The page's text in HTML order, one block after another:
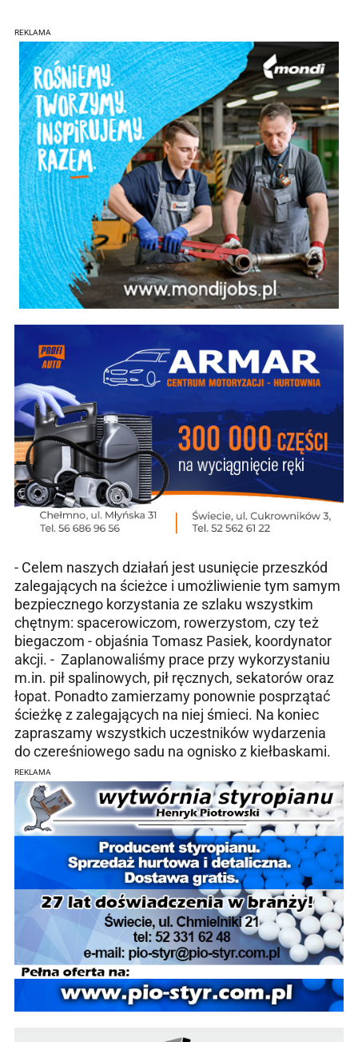
REKLAMA
- Celem naszych działań jest usunięcie przeszkód
zalegających na ścieżce i umożliwienie tym samym
bezpiecznego korzystania ze szlaku wszystkim
chętnym: spacerowiczom, rowerzystom, czy też
biegaczom - objaśnia Tomasz Pasiek, koordynator
akcji. - Zaplanowaliśmy prace przy wykorzystaniu
m.in. pił spalinowych, pił ręcznych, sekatorów oraz
łopat. Ponadto zamierzamy ponownie posprzątać
ścieżkę z zalegających na niej śmieci. Na koniec
zapraszamy wszystkich uczestników wydarzenia
do czereśniowego sadu na ognisko z kiełbaskami.
REKLAMA